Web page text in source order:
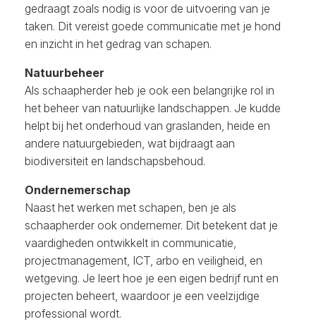
gedraagt zoals nodig is voor de uitvoering van je
taken. Dit vereist goede communicatie met je hond
en inzicht in het gedrag van schapen.
Natuurbeheer
Als schaapherder heb je ook een belangrijke rol in
het beheer van natuurlijke landschappen. Je kudde
helpt bij het onderhoud van graslanden, heide en
andere natuurgebieden, wat bijdraagt aan
biodiversiteit en landschapsbehoud.
Ondernemerschap
Naast het werken met schapen, ben je als
schaapherder ook ondernemer. Dit betekent dat je
vaardigheden ontwikkelt in communicatie,
projectmanagement, ICT, arbo en veiligheid, en
wetgeving. Je leert hoe je een eigen bedrijf runt en
projecten beheert, waardoor je een veelzijdige
professional wordt.